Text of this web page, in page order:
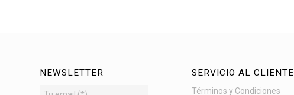
NEWSLETTER SERVICIO AL CLIENTE
Términos y Condiciones